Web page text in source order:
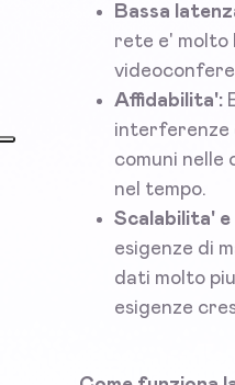
Bassa
rete e' molto
Affidabilita':
interferenze
comuni nelle
nel tempo.
Scalabilita'
esigenze di
dati molto
esigenze